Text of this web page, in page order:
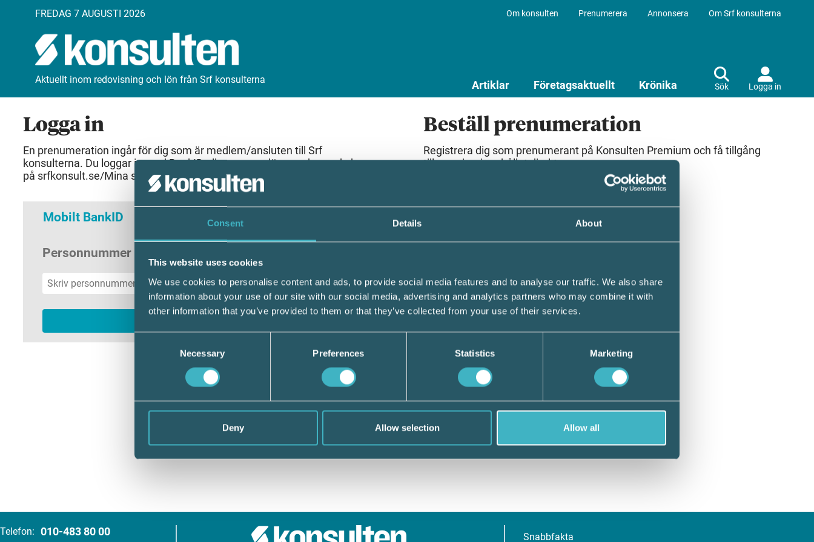
Consent Details About
This website uses cookies
We use cookies to personalise content and ads, to provide social media features and to analyse our traffic. We also share
information about your use of our site with our social media, advertising and analytics partners who may combine it with
other information that you’ve provided to them or that they’ve collected from your use of their services.
Necessary Preferences Statistics Marketing
Deny Allow selection Allow all
FREDAG 7 AUGUSTI 2026 Om konsulten Prenumerera Annonsera Om Srf konsulterna
Aktuellt inom redovisning och lön från Srf konsulterna Artiklar Företagsaktuellt Krönika Sök Logga in
Logga in
En prenumeration ingår för dig som är medlem/ansluten till Srf
konsulterna. Du loggar in med BankID eller samma lösenord som du har
på srfkonsult.se/Mina sidor
Mobilt BankID Lösenord
Personnummer
Beställ prenumeration
Registrera dig som prenumerant på Konsulten Premium och få tillgång
till premiuminnehållet direkt.
Telefon: 010-483 80 00 Snabbfakta